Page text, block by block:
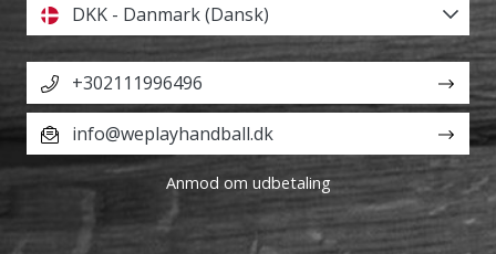
DKK - Danmark (Dansk)
+302111996496
info@weplayhandball.dk
Anmod om udbetaling